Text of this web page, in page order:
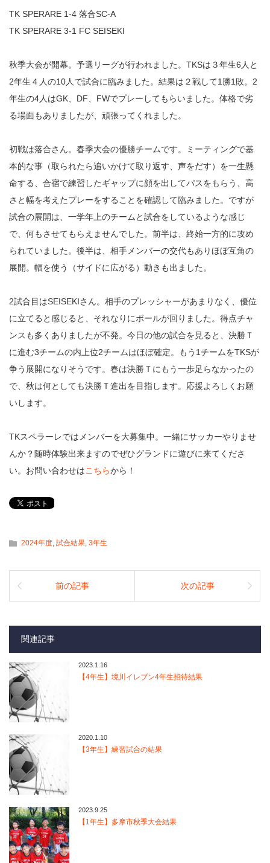
TK SPERARE 1-4 落合SC-A
TK SPERARE 3-1 FC SEISEKI
秋季大会が開幕。予選リーグが行われました。TKSは３年生6人と
2年生４人の10人で試合に臨みました。結果は２戦して1勝1敗。2
年生の4人はGK、DF、FWでプレーしてもらいました。体格で劣
る場面もありましたが、頑張ってくれました。
初戦は落合さん。春季大会の優勝チームです。ミーティングで基
本的な事（取られたら追いかけて取り返す、声をだす）を一生懸
命する、合宿で練習したギャップに顔を出してパスをもらう、高
さと幅を考えたプレーをすることを確認して臨みました。ですが
試合の展開は、一学年上のチームと試合をしているような感じ
で、何もさせてもらえませんでした。前半は、終始一方的に攻め
られていました。後半は、相手メンバーの交代もありほぼ互角の
展開。幅を使う（サイドに広がる）動きも出ました。
2試合目はSEISEKIさん。相手のプレッシャーがあまりなく、優位
に立てると感じると、それなりにボールが回りました。得点チャ
ンスも多くありましたが不発。今日の他の試合を見ると、決勝Ｔ
に進む3チームの内上位2チームはほぼ確定。もう1チームをTKSが
争う展開になりそうです。春は決勝Ｔにもう一歩足らなかったの
で、秋は何としても決勝Ｔ進出を目指します。応援よろしくお願
いします。
TKスペラーレではメンバーを大募集中。一緒にサッカーやりませ
んか？随時体験出来ますのでぜひグランドに遊びに来てくださ
い。お問い合わせはこちらから！
2024年度, 試合結果, 3年生
前の記事 次の記事
関連記事
2023.1.16
【4年生】境川イレブン4年生招待結果
2020.1.10
【3年生】練習試合の結果
2023.9.25
【1年生】多摩市秋季大会結果